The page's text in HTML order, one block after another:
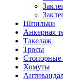
Шпильки
Анкерная
Такелаж
Тросы
Стопорные
Хомуты